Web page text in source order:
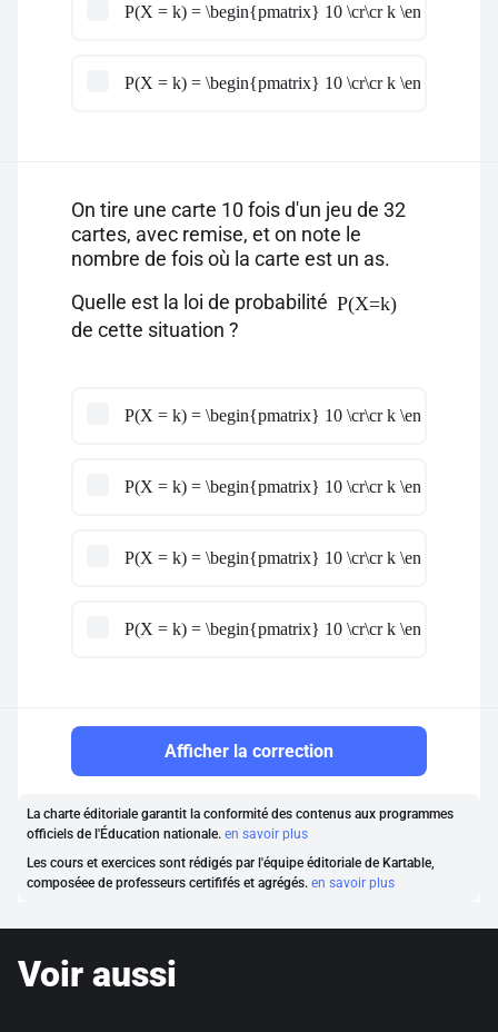
P(X = k) = \begin{pmatrix} 10 \cr\cr k
P(X = k) = \begin{pmatrix} 10 \cr\cr k
On tire une carte 10 fois d'un jeu de 32
cartes, avec remise, et on note le
nombre de fois où la carte est un as.
Quelle est la loi de probabilité P(X=k)
de cette situation ?
P(X = k) = \begin{pmatrix} 10 \cr\cr k
P(X = k) = \begin{pmatrix} 10 \cr\cr k
P(X = k) = \begin{pmatrix} 10 \cr\cr k
P(X = k) = \begin{pmatrix} 10 \cr\cr k
Afficher la correction
La charte éditoriale garantit la conformité des contenus aux programmes
officiels de l'Éducation nationale. en savoir plus
Les cours et exercices sont rédigés par l'équipe éditoriale de Kartable,
composéee de professeurs certififés et agrégés. en savoir plus
Voir aussi